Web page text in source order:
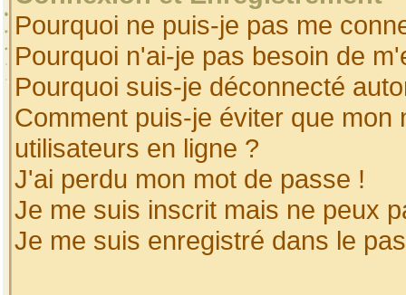
Pourquoi ne puis-je pas me
Pourquoi n'ai-je pas besoin de
Pourquoi suis-je déconnecté
Comment puis-je éviter que
utilisateurs en ligne ?
J'ai perdu mon mot de passe !
Je me suis inscrit mais ne peux
Je me suis enregistré dans le